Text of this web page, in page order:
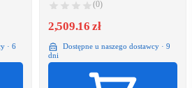
· 6
(0)
2,509.16 zł
Dostępne u naszego dostawcy · 9
dni